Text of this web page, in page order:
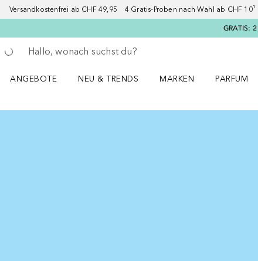
Versandkostenfrei ab CHF 49,95 4 Gratis-Proben nach Wahl ab CHF
GRATIS:
Gehe zurück
Suche ausführen
ANGEBOTE
NEU & TRENDS
MARKEN
PARFUM